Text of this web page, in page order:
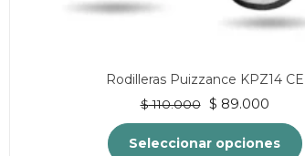
Rodilleras Puizzance KPZ14 CE
$110.000
El
precio
original
$ 89.000El
precio
actual
Seleccionar opciones